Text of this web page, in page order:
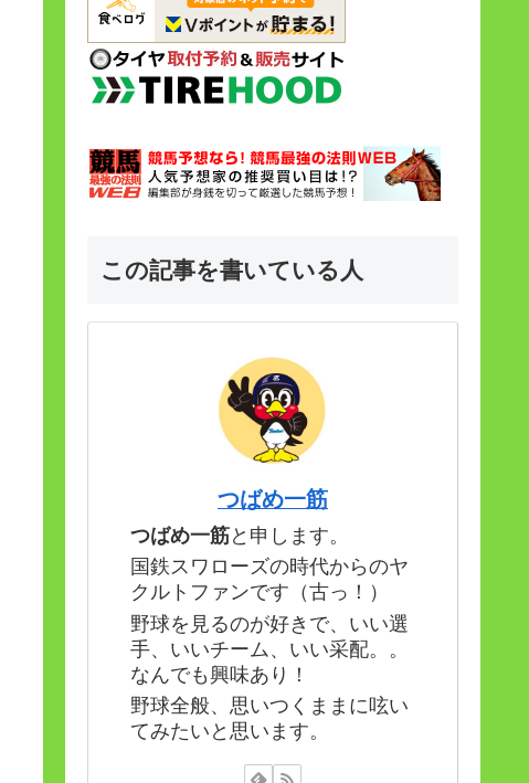
この記事を書いている人
つばめ一筋
つばめ一筋と申します。
国鉄スワローズの時代からのヤ
クルトファンです（古っ！）
野球を見るのが好きで、いい選
手、いいチーム、いい采配。。
なんでも興味あり！
野球全般、思いつくままに呟い
てみたいと思います。